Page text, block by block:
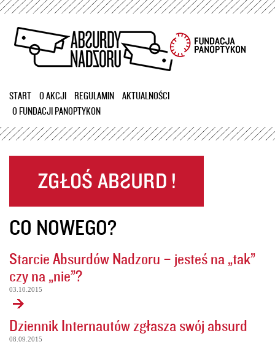
Przejdź
treści
START O AKCJI REGULAMIN
AKTUALNOŚCI
O FUNDACJI PANOPTYKON
CO NOWEGO?
Starcie Absurdów Nadzoru – jesteś na „tak”
czy na „nie”?
03.10.2015
Dziennik Internautów zgłasza swój absurd
08.09.2015